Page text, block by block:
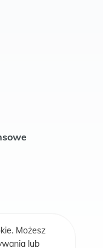
Możesz
lub